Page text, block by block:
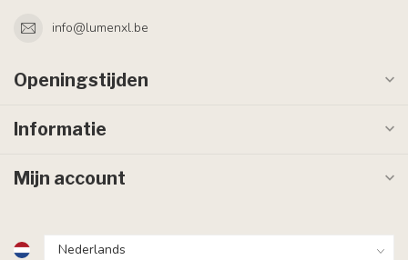
info@lumenxl.be
Openingstijden
Informatie
Mijn account